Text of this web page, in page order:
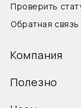
Проверить
Обратная связь
Компания
Полезно